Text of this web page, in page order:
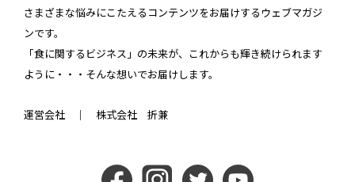
さまざまな悩みにこたえるコンテンツをお届けするウェブマガジ
ンです。
「食に関するビジネス」の未来が、これからも輝き続けられます
ように・・・そんな想いでお届けします。
運営会社 ｜ 株式会社 折兼